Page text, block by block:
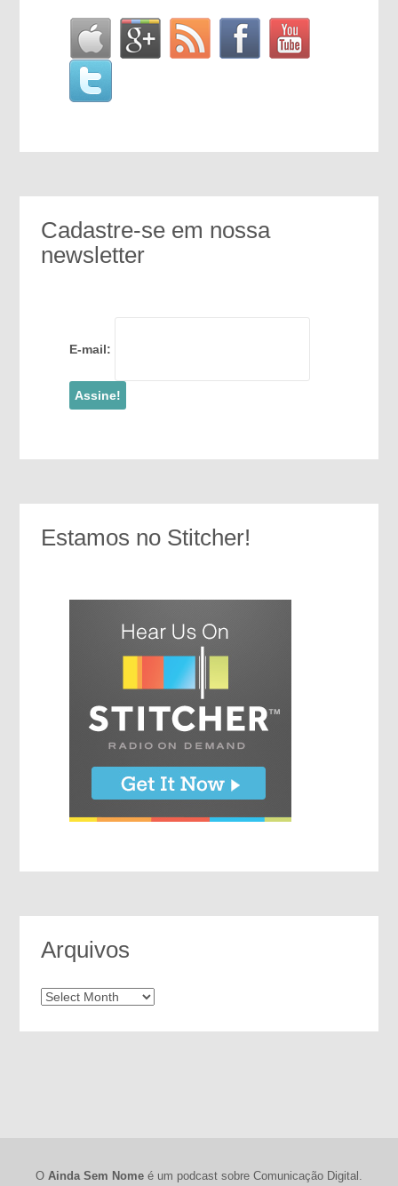
Cadastre-se em nossa
newsletter
E-mail:
Estamos no Stitcher!
Arquivos
Arquivos
O Ainda Sem Nomeé um podcast sobre Comunicação Digital.